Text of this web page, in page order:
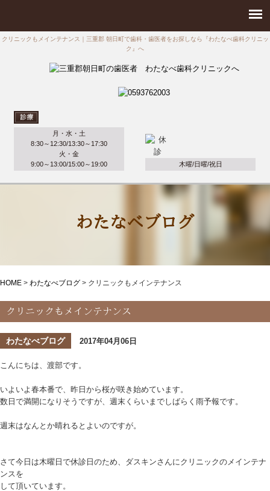
クリニックもメインテナンス｜三重郡 朝日町で歯科・歯医者をお探しなら『わたなべ歯科クリニッ
ク』へ
月・水・土
8:30～12:30/13:30～17:30
火・金
9:00～13:00/15:00～19:00
木曜/日曜/祝日
わたなべブログ
HOME > わたなべブログ > クリニックもメインテナンス
クリニックもメインテナンス
わたなべブログ 2017年04月06日
こんにちは、渡部です。
いよいよ春本番で、昨日から桜が咲き始めています。
数日で満開になりそうですが、週末くらいまでしばらく雨予報です。
週末はなんとか晴れるとよいのですが。
さて今日は木曜日で休診日のため、ダスキンさんにクリニックのメインテナ
ンスを
して頂いています。